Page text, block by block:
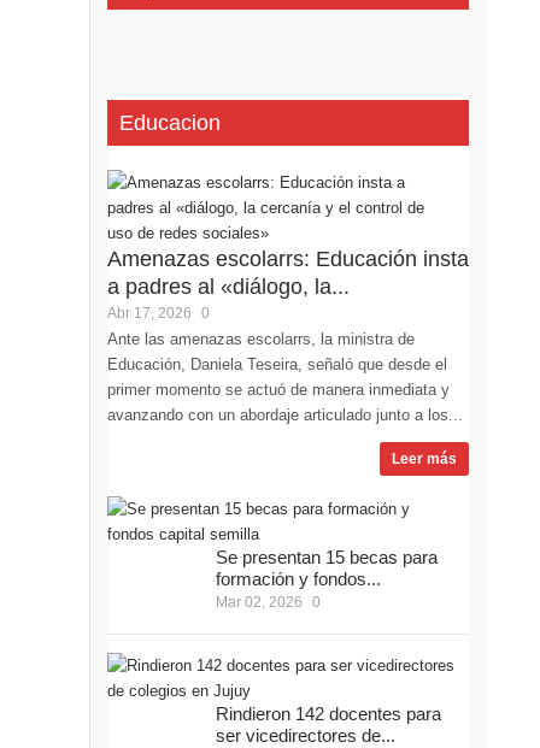
Educacion
Amenazas escolarrs: Educación insta
a padres al «diálogo, la...
Abr 17, 2026 0
Ante las amenazas escolarrs, la ministra de
Educación, Daniela Teseira, señaló que desde el
primer momento se actuó de manera inmediata y
avanzando con un abordaje articulado junto a los...
Leer más
Se presentan 15 becas para
formación y fondos...
Mar 02, 2026 0
Rindieron 142 docentes para
ser vicedirectores de...